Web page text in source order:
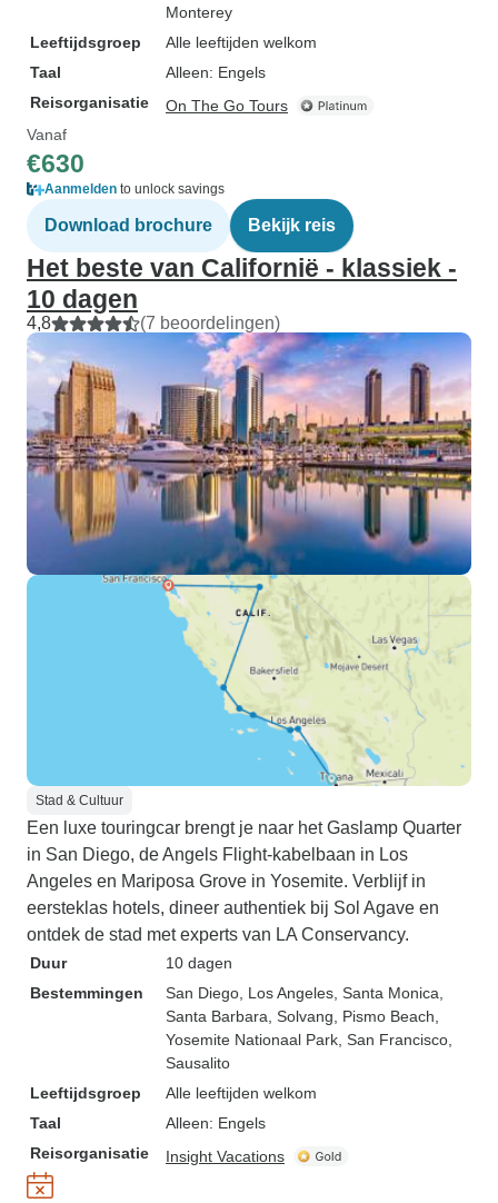
Monterey
Leeftijdsgroep
Alle leeftijden welkom
Taal
Alleen: Engels
Reisorganisatie
On The Go Tours
Vanaf
€630
Aanmelden to unlock savings
Download brochure Bekijk reis
Het beste van Californië - klassiek -
10 dagen
4,8 (7 beoordelingen)
Stad & Cultuur
Een luxe touringcar brengt je naar het Gaslamp Quarter
in San Diego, de Angels Flight-kabelbaan in Los
Angeles en Mariposa Grove in Yosemite. Verblijf in
eersteklas hotels, dineer authentiek bij Sol Agave en
ontdek de stad met experts van LA Conservancy.
Duur
10 dagen
Bestemmingen
San Diego , Los Angeles , Santa Monica
Santa Barbara , Solvang , Pismo Beach
Yosemite Nationaal Park , San Francisco
Sausalito
Leeftijdsgroep
Alle leeftijden welkom
Taal
Alleen: Engels
Reisorganisatie
Insight Vacations